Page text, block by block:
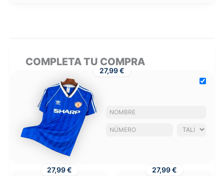
COMPLETA TU COMPRA
27,99 €
27,99 € 27,99 €